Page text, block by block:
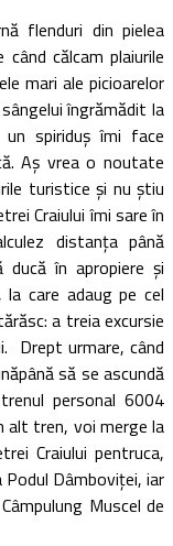
flenduri din pielea
călcam plaiurile
mari ale picioarelor
îngrămădit la
un spiriduş îmi face
Aş vrea o noutate
turistice şi nu ştiu
Craiului îmi sare în
distanţa până
în apropiere şi
care adaug pe cel
a treia excursie
Drept urmare, când
să se ascundă
personal 6004
alt tren, voi merge la
Craiului pentruca,
Dâmboviţei, iar
Muscel de